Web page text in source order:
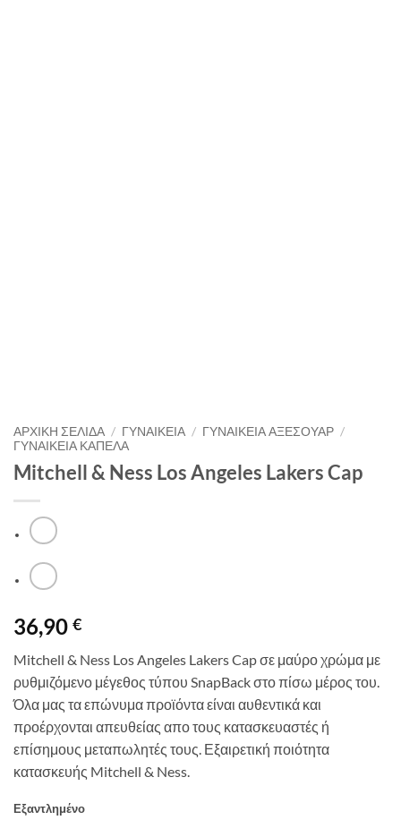
ΑΡΧΙΚΉ ΣΕΛΊΔΑ / ΓΥΝΑΙΚΕΙΑ / ΓΥΝΑΙΚΕΙΑ ΑΞΕΣΟΥΑΡ /
ΓΥΝΑΙΚΕΙΑ ΚΑΠΕΛΑ
Mitchell & Ness Los Angeles Lakers Cap
36,90 €
Mitchell & Ness Los Angeles Lakers Cap σε μαύρο χρώμα με
ρυθμιζόμενο μέγεθος τύπου SnapBack στο πίσω μέρος του.
Όλα μας τα επώνυμα προϊόντα είναι αυθεντικά και
προέρχονται απευθείας απο τους κατασκευαστές ή
επίσημους μεταπωλητές τους. Εξαιρετική ποιότητα
κατασκευής Mitchell & Ness.
Εξαντλημένο